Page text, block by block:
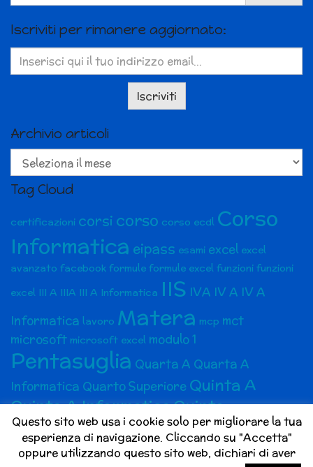
Iscriviti per rimanere aggiornato:
Archivio articoli
Archivio
articoli
Tag Cloud
certificazioni corsi corso corso ecdl Corso
Informatica eipass esami excel excel
avanzato facebook formule formule excel funzioni funzioni
excel III A IIIA III A Informatica IIS IVA IV A IV A
Informatica lavoro Matera mcp mct
microsoft microsoft excel modulo 1
Pentasuglia Quarta A Quarta A
Informatica Quarto Superiore Quinta A
Quinta A InformaticaQuinto
superioresocial media Social Media Marketing
social media marketing bari social network Terza A Terza A
Questo sito web usa i cookie solo per migliorare la tua
esperienza di navigazione. Cliccando su "Accetta"
oppure utilizzando questo sito web, dichiari di aver